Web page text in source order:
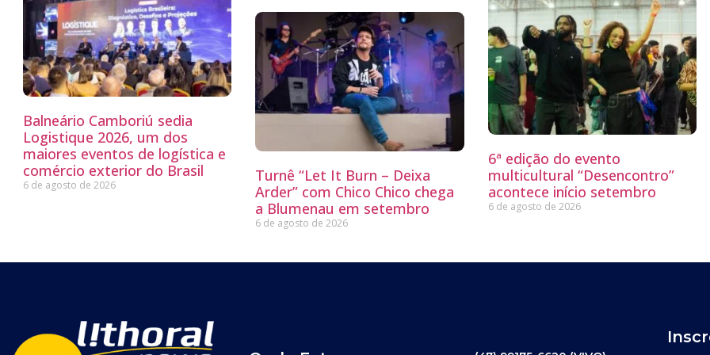
Balneário Camboriú sedia
Logistique 2026, um dos
maiores eventos de logística e
comércio exterior do Brasil
6 de agosto de 2026
Turnê “Let It Burn – Deixa
Arder” com Chico Chico chega
a Blumenau em setembro
6 de agosto de 2026
6ª edição do evento
multicultural “Desencontro”
acontece início setembro
6 de agosto de 2026